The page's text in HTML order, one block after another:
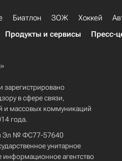
Биатлон ЗОЖ Хоккей
Продукты и сервисы Пресс-
зарегистрировано
в сфере связи,
и массовых коммуникаций
года.
Эл № ФС77-57640
унитарное
агентство